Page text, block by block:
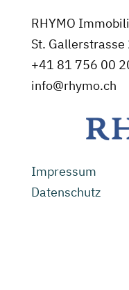
RHYMO
St. Gallerstrasse
+41 81 756 00
info@rhymo.ch
Impressum
Datenschutz